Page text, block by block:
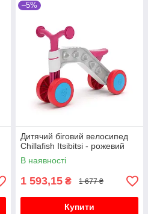
–5%
Дитячий біговий велосипед
Chillafish Itsibitsi - рожевий
В наявності
1 593,15 ₴ 1 677 ₴
Купити